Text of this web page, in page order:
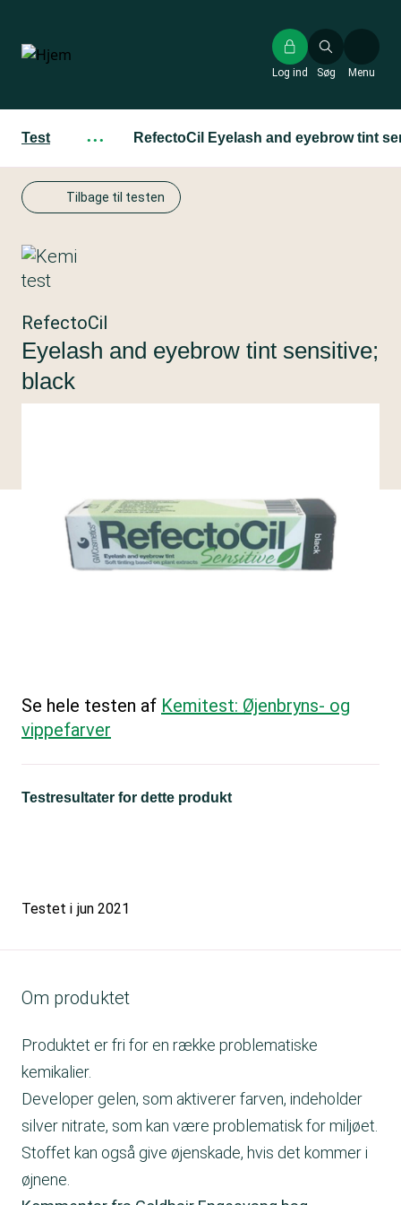
hovedindhold
Søg
Log ind Menu
Test ··· RefectoCil Eyelash and eyebrow tint
Tilbage til testen
RefectoCil
Eyelash and eyebrow tint sensitive;
black
Se hele testen af Kemitest: Øjenbryns- og
vippefarver
Testresultater for dette produkt
Testet i jun 2021
Om produktet
Produktet er fri for en række problematiske
kemikalier.
Developer gelen, som aktiverer farven, indeholder
silver nitrate, som kan være problematisk for miljøet.
Stoffet kan også give øjenskade, hvis det kommer i
øjnene.